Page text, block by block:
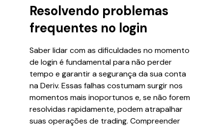
Resolvendo problemas
frequentes no login
Saber lidar com as dificuldades no momento
de login é fundamental para não perder
tempo e garantir a segurança da sua conta
na Deriv. Essas falhas costumam surgir nos
momentos mais inoportunos e, se não forem
resolvidas rapidamente, podem atrapalhar
suas operações de trading. Compreender